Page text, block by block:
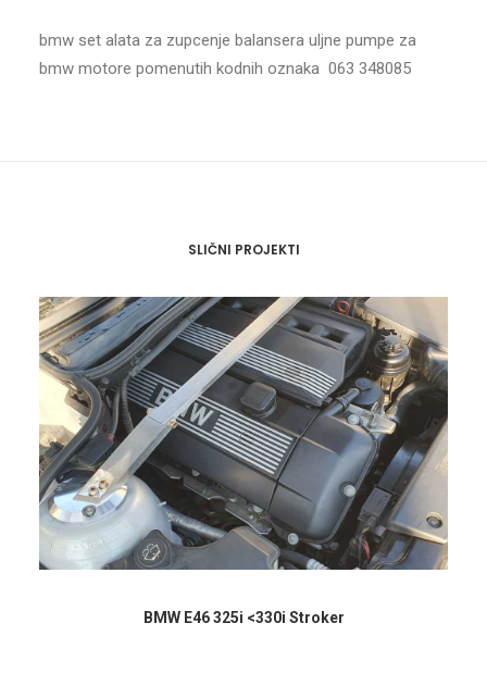
bmw set alata za zupcenje balansera uljne pumpe za
bmw motore pomenutih kodnih oznaka 063 348085
SLIČNI PROJEKTI
BMW E46 325i <330i Stroker